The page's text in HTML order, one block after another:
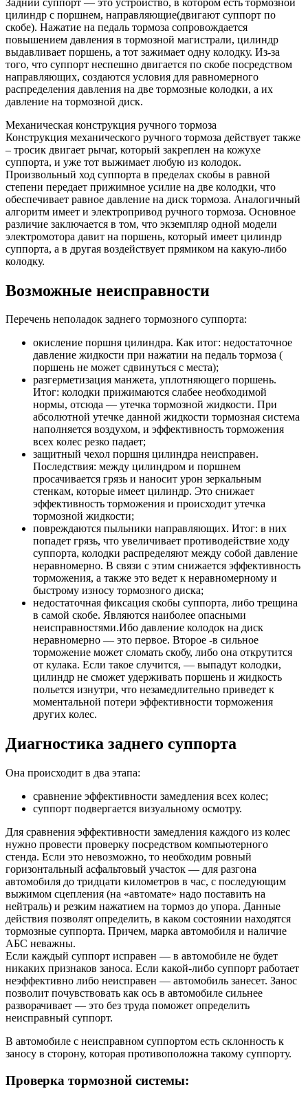
цилиндр с поршнем, направляющие(двигают суппорт по
скобе). Нажатие на педаль тормоза сопровождается
повышением давления в тормозной магистрали, цилиндр
выдавливает поршень, а тот зажимает одну колодку. Из-за
того, что суппорт неспешно двигается по скобе посредством
направляющих, создаются условия для равномерного
распределения давления на две тормозные колодки, а их
давление на тормозной диск.
Механическая конструкция ручного тормоза
Конструкция механического ручного тормоза действует также
– тросик двигает рычаг, который закреплен на кожухе
суппорта, и уже тот выжимает любую из колодок.
Произвольный ход суппорта в пределах скобы в равной
степени передает прижимное усилие на две колодки, что
обеспечивает равное давление на диск тормоза. Аналогичный
алгоритм имеет и электропривод ручного тормоза. Основное
различие заключается в том, что экземпляр одной модели
электромотора давит на поршень, который имеет цилиндр
суппорта, а в другая воздействует прямиком на какую-либо
колодку.
Возможные неисправности
Перечень неполадок заднего тормозного суппорта:
окисление поршня цилиндра. Как итог: недостаточное
давление жидкости при нажатии на педаль тормоза (
поршень не может сдвинуться с места);
разгерметизация манжета, уплотняющего поршень.
Итог: колодки прижимаются слабее необходимой
нормы, отсюда — утечка тормозной жидкости. При
абсолютной утечке данной жидкости тормозная система
наполняется воздухом, и эффективность торможения
всех колес резко падает;
защитный чехол поршня цилиндра неисправен.
Последствия: между цилиндром и поршнем
просачивается грязь и наносит урон зеркальным
стенкам, которые имеет цилиндр. Это снижает
эффективность торможения и происходит утечка
тормозной жидкости;
повреждаются пыльники направляющих. Итог: в них
попадет грязь, что увеличивает противодействие ходу
суппорта, колодки распределяют между собой давление
неравномерно. В связи с этим снижается эффективность
торможения, а также это ведет к неравномерному и
быстрому износу тормозного диска;
недостаточная фиксация скобы суппорта, либо трещина
в самой скобе. Являются наиболее опасными
неисправностями.Ибо давление колодок на диск
неравномерно — это первое. Второе -в сильное
торможение может сломать скобу, либо она открутится
от кулака. Если такое случится, — выпадут колодки,
цилиндр не сможет удерживать поршень и жидкость
польется изнутри, что незамедлительно приведет к
моментальной потери эффективности торможения
других колес.
Диагностика заднего суппорта
Она происходит в два этапа:
сравнение эффективности замедления всех колес;
суппорт подвергается визуальному осмотру.
Для сравнения эффективности замедления каждого из колес
нужно провести проверку посредством компьютерного
стенда. Если это невозможно, то необходим ровный
горизонтальный асфальтовый участок — для разгона
автомобиля до тридцати километров в час, с последующим
выжимом сцепления (на «автомате» надо поставить на
нейтраль) и резким нажатием на тормоз до упора. Данные
действия позволят определить, в каком состоянии находятся
тормозные суппорта. Причем, марка автомобиля и наличие
АБС неважны.
Если каждый суппорт исправен — в автомобиле не будет
никаких признаков заноса. Если какой-либо суппорт работает
неэффективно либо неисправен — автомобиль занесет. Занос
позволит почувствовать как ось в автомобиле сильнее
разворачивает — это без труда поможет определить
неисправный суппорт.
В автомобиле с неисправном суппортом есть склонность к
заносу в сторону, которая противоположна такому суппорту.
Проверка тормозной системы: